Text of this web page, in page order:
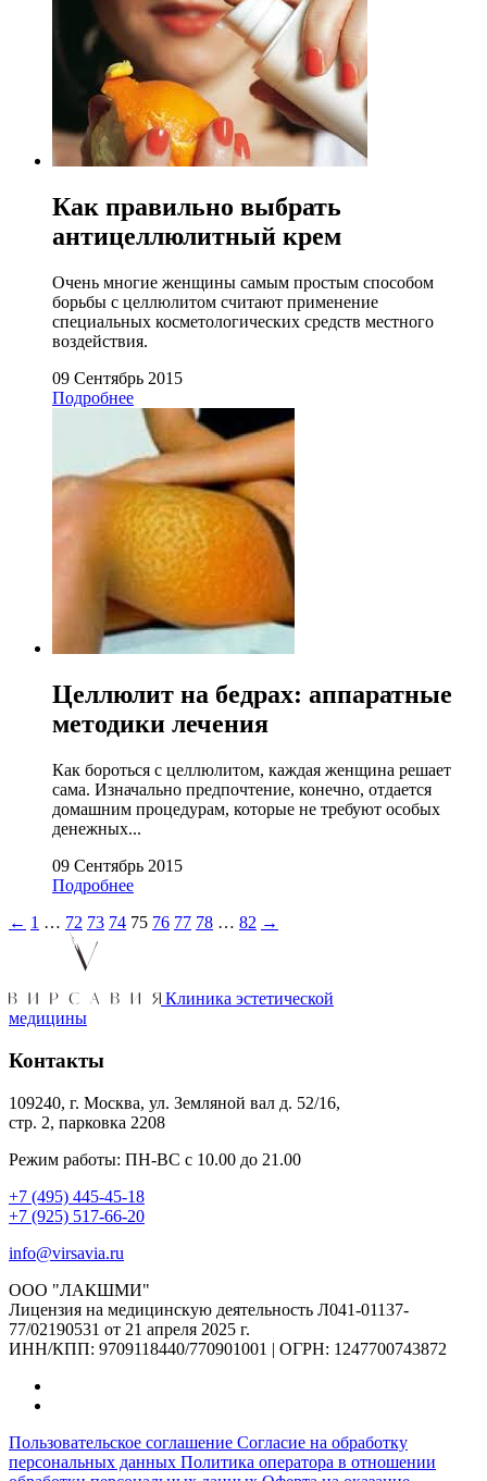
Как правильно выбрать
антицеллюлитный крем
Очень многие женщины самым простым способом
борьбы с целлюлитом считают применение
специальных косметологических средств местного
воздействия.
09 Сентябрь 2015
Подробнее
Целлюлит на бедрах: аппаратные
методики лечения
Как бороться с целлюлитом, каждая женщина решает
сама. Изначально предпочтение, конечно, отдается
домашним процедурам, которые не требуют особых
денежных...
09 Сентябрь 2015
Подробнее
← 1 … 72 73 74 75 76 77 78 … 82 →
Клиника эстетической
медицины
Контакты
109240, г. Москва, ул. Земляной вал д. 52/16,
стр. 2, парковка 2208
Режим работы: ПН-ВС с 10.00 до 21.00
+7 (495) 445-45-18
+7 (925) 517-66-20
info@virsavia.ru
ООО "ЛАКШМИ"
Лицензия на медицинскую деятельность Л041-01137-
77/02190531 от 21 апреля 2025 г.
ИНН/КПП: 9709118440/770901001 | ОГРН: 1247700743872
Пользовательское соглашение Согласие на обработку
персональных данных Политика оператора в отношении